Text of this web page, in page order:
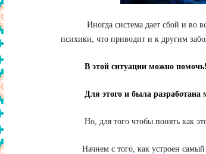
Иногда система дает сбой и во
психики, что приводит и к другим
В этой ситуации можно помочь!
Для этого и была
Но, для того чтобы понять как это
Начнем с того, как устроен самый